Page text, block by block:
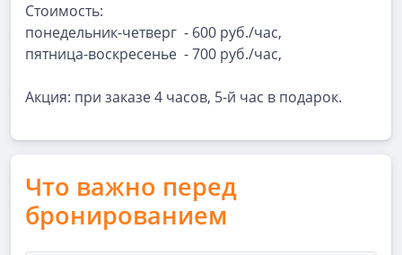
Стоимость:
понедельник-четверг - 600 руб./час,
пятница-воскресенье - 700 руб./час,
Акция: при заказе 4 часов, 5-й час в подарок.
Что важно перед
бронированием